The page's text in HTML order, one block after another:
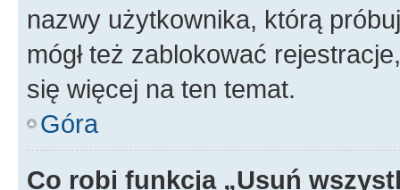
nazwy użytkownika, którą
mógł też zablokować
się więcej na ten temat.
Góra
Co robi funkcja „Usuń